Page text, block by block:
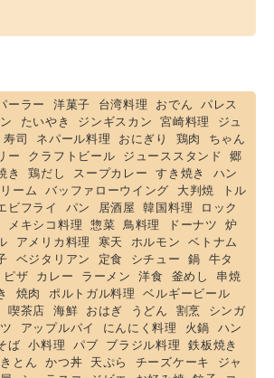
ーラー 洋菓子 台湾料理 おでん
パレス
たいやき ジンギスカン 宮崎料理
ジュ
寿司 ネパール料理 おにぎり 鶏肉
ちゃん
ー クラフトビール ジューススタンド
郷
き 鶏だし スープカレー すき焼き
ハン
ーム バッファローウイング 大判焼
トル
ビフライ パン 居酒屋 韓国料理
ロック
メキシコ料理 惣菜 鳥料理 ドーナツ
炉
アメリカ料理 寒天 ホルモン
ベトナム
ベジタリアン 定食 シチュー 鍋
牛タ
ピザ カレー ラーメン 洋食 釜めし
串焼
焼肉 ポルトガル料理
ベルギービール
喫茶店 海鮮 おはぎ うどん 割烹
シンガ
アップルパイ にんにく料理 火鍋
ハン
ば 小料理 パブ ブラジル料理
鉄板焼き
とん かつ丼 天ぷら チーズケーキ
ジャ